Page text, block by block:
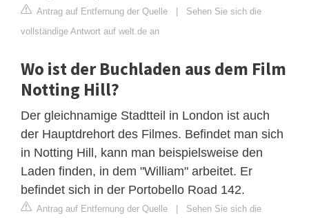
Antrag auf Entfernung der Quelle | Sehen Sie sich die
vollständige Antwort auf welt.de an
Wo ist der Buchladen aus dem Film
Notting Hill?
Der gleichnamige Stadtteil in London ist auch
der Hauptdrehort des Filmes. Befindet man sich
in Notting Hill, kann man beispielsweise den
Laden finden, in dem "William" arbeitet. Er
befindet sich in der Portobello Road 142.
Antrag auf Entfernung der Quelle | Sehen Sie sich die